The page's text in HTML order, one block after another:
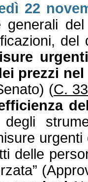
22
generali
prezzi
(C.
delle